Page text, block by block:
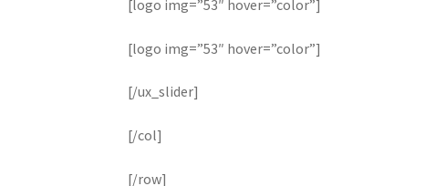
[logo img=”53″ hover=”color”]
[logo img=”53″ hover=”color”]
[/ux_slider]
[/col]
[/row]